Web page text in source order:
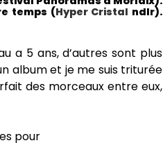
temps (Hyper Cristal ndlr).
a 5 ans, d’autres sont plus
album et je me suis triturée
des morceaux entre eux,